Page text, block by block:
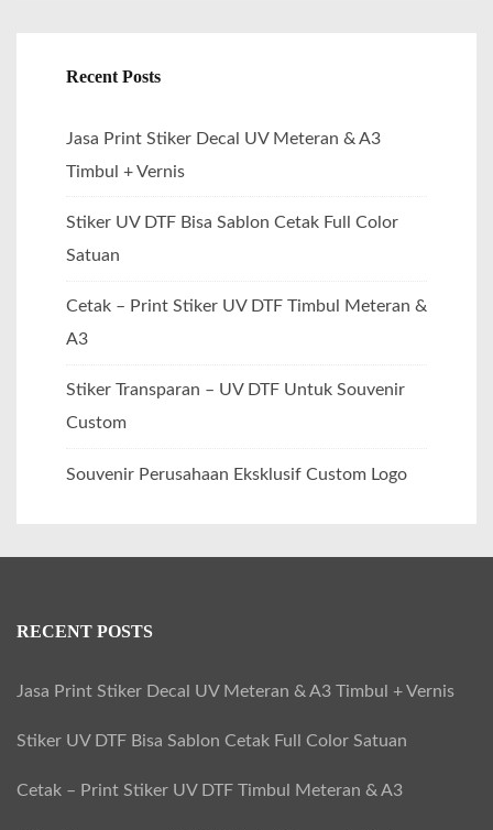
Recent Posts
Jasa Print Stiker Decal UV Meteran & A3
Timbul + Vernis
Stiker UV DTF Bisa Sablon Cetak Full Color
Satuan
Cetak – Print Stiker UV DTF Timbul Meteran &
A3
Stiker Transparan – UV DTF Untuk Souvenir
Custom
Souvenir Perusahaan Eksklusif Custom Logo
RECENT POSTS
Jasa Print Stiker Decal UV Meteran & A3 Timbul + Vernis
Stiker UV DTF Bisa Sablon Cetak Full Color Satuan
Cetak – Print Stiker UV DTF Timbul Meteran & A3